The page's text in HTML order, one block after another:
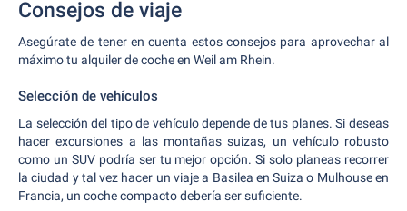
Consejos de viaje
Asegúrate de tener en cuenta estos consejos para aprovechar al
máximo tu alquiler de coche en Weil am Rhein.
Selección de vehículos
La selección del tipo de vehículo depende de tus planes. Si deseas
hacer excursiones a las montañas suizas, un vehículo robusto
como un SUV podría ser tu mejor opción. Si solo planeas recorrer
la ciudad y tal vez hacer un viaje a Basilea en Suiza o Mulhouse en
Francia, un coche compacto debería ser suficiente.